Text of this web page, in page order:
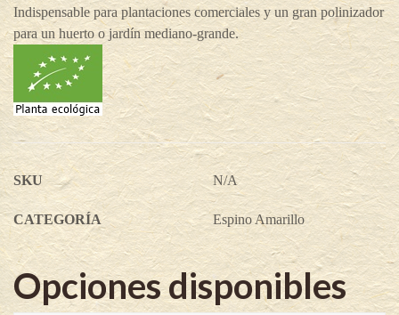
Indispensable para plantaciones comerciales y un gran polinizador
para un huerto o jardín mediano-grande.
SKU N/A
CATEGORÍA Espino Amarillo
Opciones disponibles